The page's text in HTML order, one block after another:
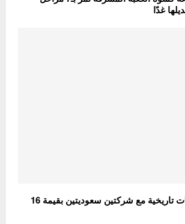
غدًا
إيرباص تبرم صفقات تاريخية مع شركتين سعوديتين بقيمة 16